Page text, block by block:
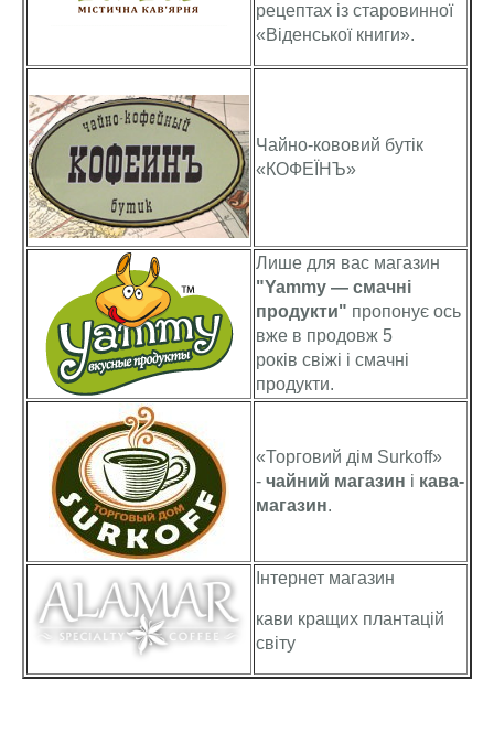
рецептах із старовинної
«Віденської книги».
Чайно-кововий бутік
«КОФЕЇНЪ»
Лише для вас магазин
"Yammy — смачні
продукти" пропонує ось
вже в продовж 5
років свіжі і смачні
продукти.
«Торговий дім Surkoff»
- чайний магазин і кава-
магазин.
Інтернет магазин
кави кращих плантацій
світу